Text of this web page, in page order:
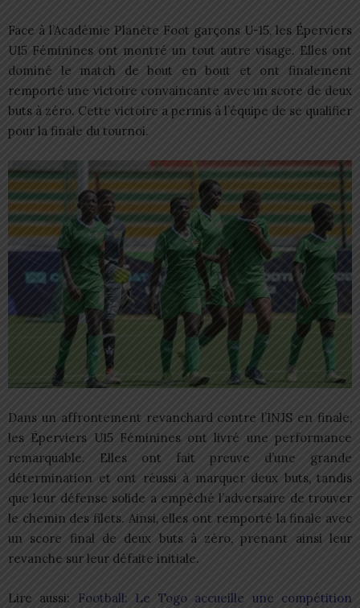
Face à l’Académie Planète Foot garçons U-15, les Éperviers
U15 Féminines ont montré un tout autre visage. Elles ont
dominé le match de bout en bout et ont finalement
remporté une victoire convaincante avec un score de deux
buts à zéro. Cette victoire a permis à l’équipe de se qualifier
pour la finale du tournoi.
Dans un affrontement revanchard contre l’INJS en finale,
les Éperviers U15 Féminines ont livré une performance
remarquable. Elles ont fait preuve d’une grande
détermination et ont réussi à marquer deux buts, tandis
que leur défense solide a empêché l’adversaire de trouver
le chemin des filets. Ainsi, elles ont remporté la finale avec
un score final de deux buts à zéro, prenant ainsi leur
revanche sur leur défaite initiale.
Lire aussi: Football: Le Togo accueille une compétition